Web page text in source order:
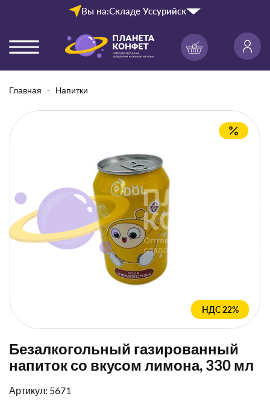
Вы на:Складе Уссурийск
Главная Напитки
НДС 22%
Безалкогольный газированный
напиток со вкусом лимона, 330 мл
Артикул: 5671